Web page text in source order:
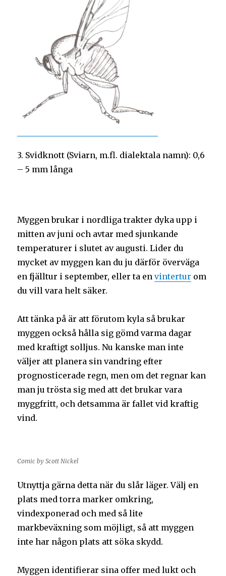
3. Svidknott (Sviarn, m.fl. dialektala namn): 0,6
– 5 mm långa
Myggen brukar i nordliga trakter dyka upp i
mitten av juni och avtar med sjunkande
temperaturer i slutet av augusti. Lider du
mycket av myggen kan du ju därför överväga
en fjälltur i september, eller ta envintertur om
du vill vara helt säker.
Att tänka på är att förutom kyla så brukar
myggen också hålla sig gömd varma dagar
med kraftigt solljus. Nu kanske man inte
väljer att planera sin vandring efter
prognosticerade regn, men om det regnar kan
man ju trösta sig med att det brukar vara
myggfritt, och detsamma är fallet vid kraftig
vind.
Comic by Scott Nickel
Utnyttja gärna detta när du slår läger. Välj en
plats med torra marker omkring,
vindexponerad och med så lite
markbeväxning som möjligt, så att myggen
inte har någon plats att söka skydd.
Myggen identifierar sina offer med lukt och